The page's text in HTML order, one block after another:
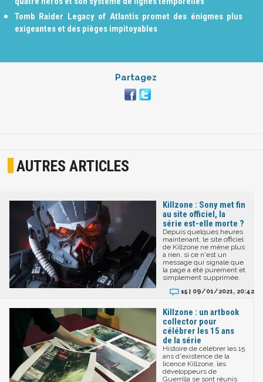
Tomb Raider Legacy of Atlantis promet des énigmes plus
exigeantes et des pièges impitoyables
Partagez
AUTRES ARTICLES
Killzone : Sony met fin
au site officiel, la
série est-elle morte ?
Depuis quelques heures
maintenant, le site officiel
de Killzone ne mène plus
à rien, si ce n'est un
message qui signale que
la page a été purement et
simplement supprimée.
15 | 09/01/2021, 20:42
Killzone : un artbook
collector pour
célébrer les 15 ans
de la série
Histoire de célébrer les 15
ans d'existence de la
licence Killzone, les
développeurs de
Guerrilla se sont réunis